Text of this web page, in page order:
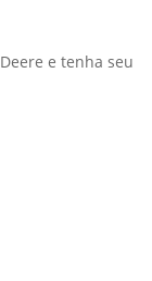
e tenha seu